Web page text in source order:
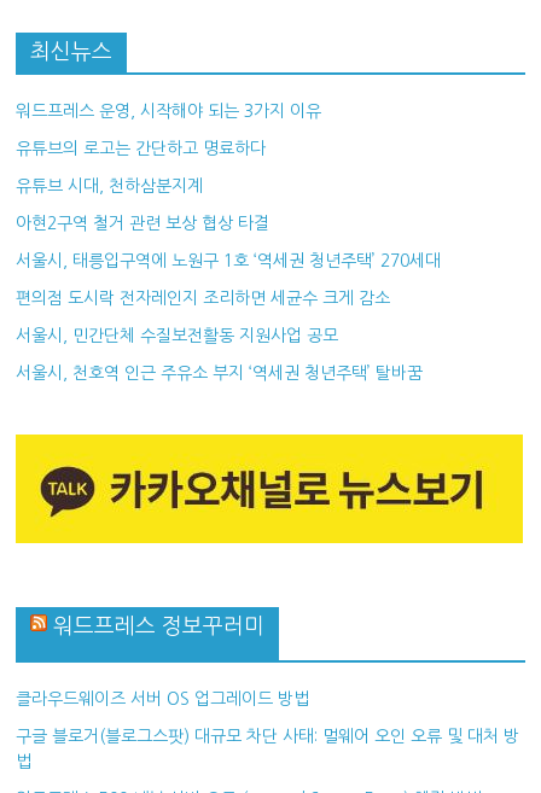
최신뉴스
워드프레스 운영, 시작해야 되는 3가지 이유
유튜브의 로고는 간단하고 명료하다
유튜브 시대, 천하삼분지계
아현2구역 철거 관련 보상 협상 타결
서울시, 태릉입구역에 노원구 1호 ‘역세권 청년주택’ 270세대
편의점 도시락 전자레인지 조리하면 세균수 크게 감소
서울시, 민간단체 수질보전활동 지원사업 공모
서울시, 천호역 인근 주유소 부지 ‘역세권 청년주택’ 탈바꿈
워드프레스 정보꾸러미
클라우드웨이즈 서버 OS 업그레이드 방법
구글 블로거(블로그스팟) 대규모 차단 사태: 멀웨어 오인 오류 및 대처 방
법